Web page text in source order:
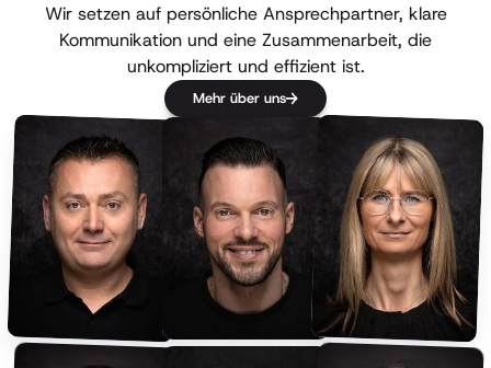
Wir setzen auf persönliche Ansprechpartner, klare
Kommunikation und eine Zusammenarbeit, die
unkompliziert und effizient ist.
Mehr über uns